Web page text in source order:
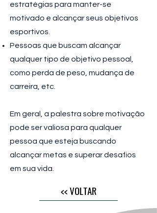
estratégias para manter-se
motivado e alcançar seus objetivos
esportivos.
Pessoas que buscam alcançar
qualquer tipo de objetivo pessoal,
como perda de peso, mudança de
carreira, etc.
Em geral, a palestra sobre motivação
pode ser valiosa para qualquer
pessoa que esteja buscando
alcançar metas e superar desafios
em sua vida.
<< VOLTAR